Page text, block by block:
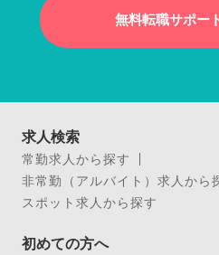
無料転職サポー
求人検索
常勤求人から探す
非常勤（アルバイト）求人から
スポット求人から探す
初めての方へ